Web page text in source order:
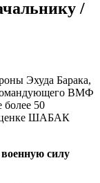
/
Эхуда Барака,
ВМФ
более 50
ШАБАК
силу